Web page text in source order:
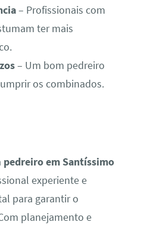
– Profissionais com
ter mais
– Um bom pedreiro
os combinados.
pedreiro em Santíssimo
experiente e
para garantir o
planejamento e